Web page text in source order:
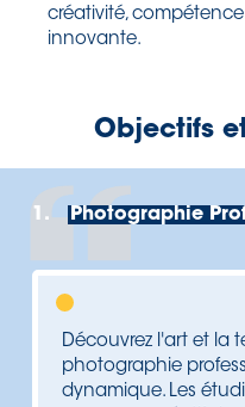
créativité,
innovante.
Objectifs
1. Photographie
Découvrez l'art et la
photographie
dynamique. Les